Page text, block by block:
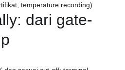
temperature recording).
dari gate-